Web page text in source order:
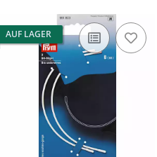
AUF LAGER